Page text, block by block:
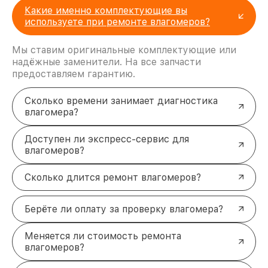
Устранение неисправностей, связанных с
некорректными показаниями.
Ремонт электроплаты влагомера Testo.
электронных компонентов.
Ремонт корпуса влагомера Testo.
Устранение трещин, сколов и других
механических повреждений.
Комплексная чистка влагомера Testo.
Удаление загрязнений, которые могут
привести к сбоям в работе устройства.
Решение любых задач по ремонту
влагомеров Testo
Обращение в наш сервисный центр позволяет
восстановить работоспособностьвлагомеров
Testo
в кратчайшие сроки и с гарантией
результата. Специалисты обеспечивают высокое
качество ремонта, использование оригинальных
деталей и профессиональный подход к каждой
заявке.
Для получения консультации или оформления
заявки на ремонт обращайтесь по телефону +7
Какие именно комплектующие вы
используете при ремонте влагомеров?
Мы ставим оригинальные комплектующие или
надёжные заменители. На все запчасти
предоставляем гарантию.
Сколько времени занимает диагностика
влагомера?
Доступен ли экспресс-сервис для
влагомеров?
Сколько длится ремонт влагомеров?
Берёте ли оплату за проверку влагомера?
Меняется ли стоимость ремонта
влагомеров?